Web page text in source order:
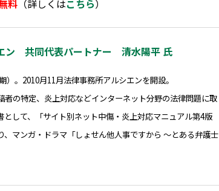
料 （詳しくはこちら）
ン 共同代表パートナー 清水陽平 氏
）。2010月11月法律事務所アルシエンを開設。
者の特定、炎上対応などインターネット分野の法律問題に取
として、「サイト別ネット中傷・炎上対応マニュアル第4版
、マンガ・ドラマ「しょせん他人事ですから ～とある弁護士